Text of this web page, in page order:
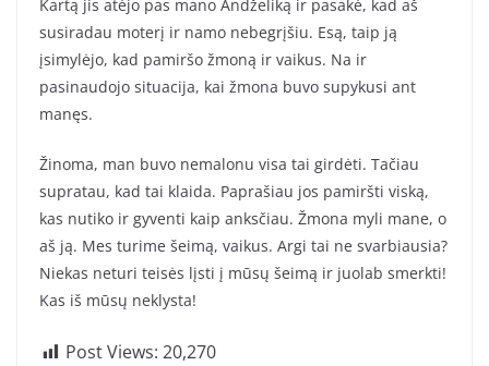
Kartą jis atėjo pas mano Andželiką ir pasakė, kad aš
susiradau moterį ir namo nebegrįšiu. Esą, taip ją
įsimylėjo, kad pamiršo žmoną ir vaikus. Na ir
pasinaudojo situacija, kai žmona buvo supykusi ant
manęs.
Žinoma, man buvo nemalonu visa tai girdėti. Tačiau
supratau, kad tai klaida. Paprašiau jos pamiršti viską,
kas nutiko ir gyventi kaip anksčiau. Žmona myli mane, o
aš ją. Mes turime šeimą, vaikus. Argi tai ne svarbiausia?
Niekas neturi teisės lįsti į mūsų šeimą ir juolab smerkti!
Kas iš mūsų neklysta!
Post Views: 20,270